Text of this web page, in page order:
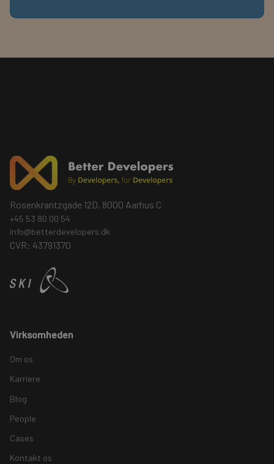
Rosenkrantzgade 12D, 8000 Aarhus C
+45 53 80 00 54
info@betterdevelopers.dk
CVR: 43791370
Virksomheden
Om os
Karriere
Blog
People
Cases
Kontakt os